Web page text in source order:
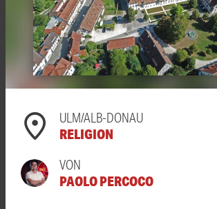
ULM/ALB-DONAU
RELIGION
VON
PAOLO PERCOCO